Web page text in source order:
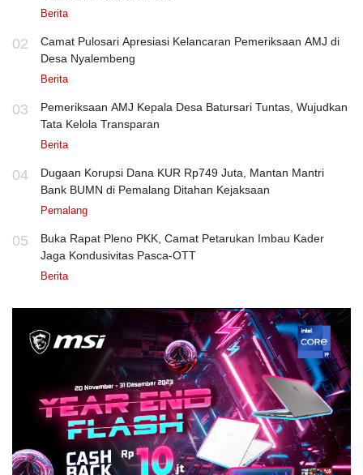
Berita
02
Camat Pulosari Apresiasi Kelancaran Pemeriksaan AMJ di
Desa Nyalembeng
Berita
03
Pemeriksaan AMJ Kepala Desa Batursari Tuntas, Wujudkan
Tata Kelola Transparan
Berita
04
Dugaan Korupsi Dana KUR Rp749 Juta, Mantan Mantri
Bank BUMN di Pemalang Ditahan Kejaksaan
Pemalang
05
Buka Rapat Pleno PKK, Camat Petarukan Imbau Kader
Jaga Kondusivitas Pasca-OTT
Berita